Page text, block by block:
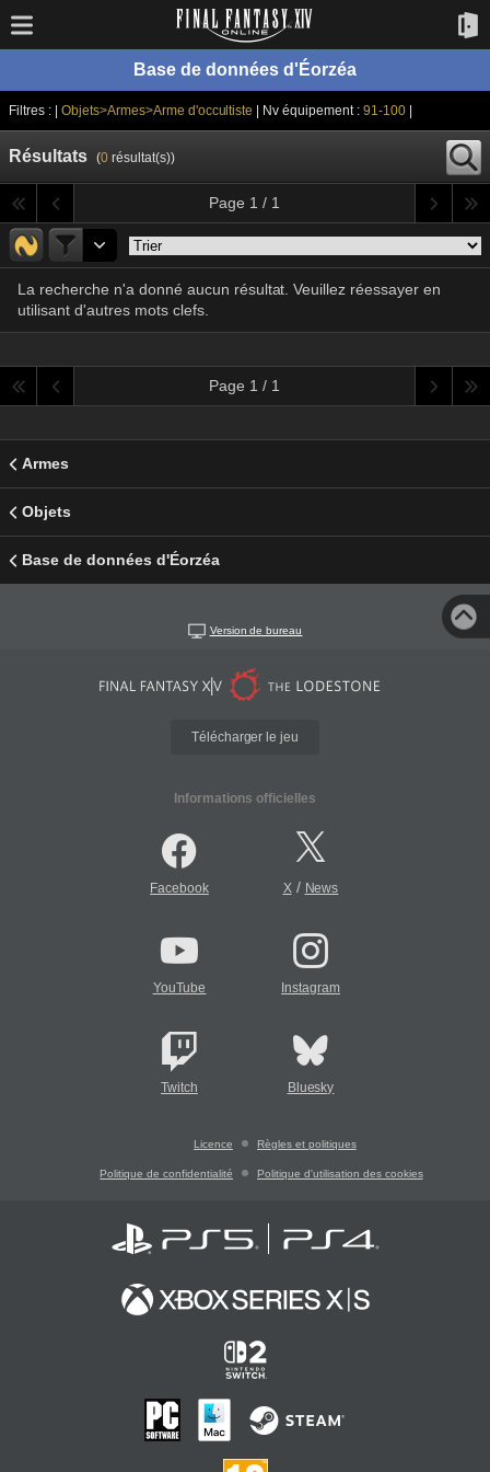
Base de données d'Éorzéa
Filtres : | Objets>Armes>Arme d'occultiste | Nv équipement :91-100
Résultats (0résultat(s))
Page 1 / 1
La recherche n'a donné aucun résultat. Veuillez réessayer en
utilisant d'autres mots clefs.
Page 1 / 1
Armes
Objets
Base de données d'Éorzéa
Version de bureau
Télécharger le jeu
Informations officielles
Facebook X/ News
YouTube Instagram
Twitch Bluesky
Licence Règles et politiques
Politique de confidentialité Politique d'utilisation des cookies